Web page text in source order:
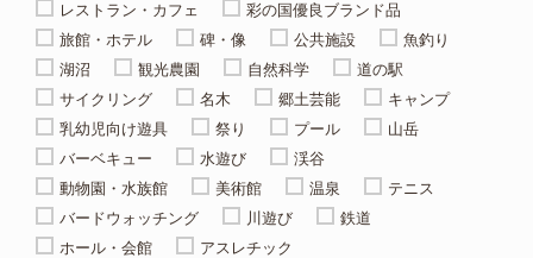
レストラン・カフェ
彩の国優良ブランド品
旅館・ホテル
碑・像 公共施設
魚釣り
湖沼
観光農園 自然科学
道の駅
サイクリング
名木 郷土芸能
キャンプ
乳幼児向け遊具
祭り プール
山岳
バーベキュー
水遊び
渓谷
動物園・水族館
美術館 温泉
テニス
バードウォッチング
川遊び
鉄道
ホール・会館
アスレチック